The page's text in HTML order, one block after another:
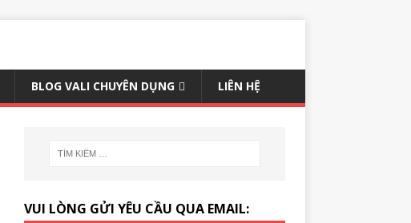
BLOG VALI CHUYÊN DỤNG LIÊN HỆ
VUI LÒNG GỬI YÊU CẦU QUA EMAIL: